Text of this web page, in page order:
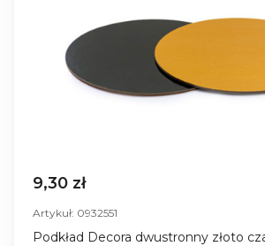
9,30 zł
Artykuł: 0932551
Podkład Decora dwustronny złoto